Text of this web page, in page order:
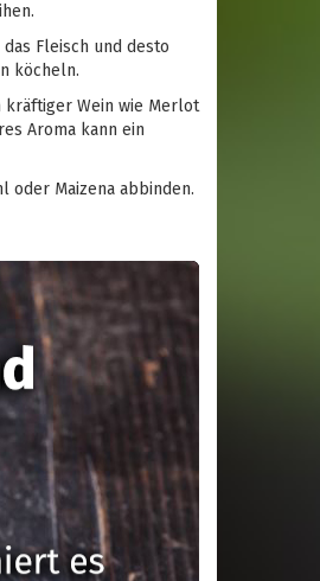
Fleisch und desto
köcheln.
kräftiger Wein wie Merlot
Aroma kann ein
oder Maizena abbinden.